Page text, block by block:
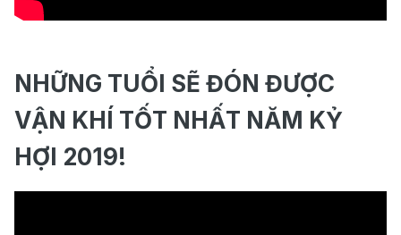
NHỮNG TUỔI SẼ ĐÓN ĐƯỢC
VẬN KHÍ TỐT NHẤT NĂM KỶ
HỢI 2019!